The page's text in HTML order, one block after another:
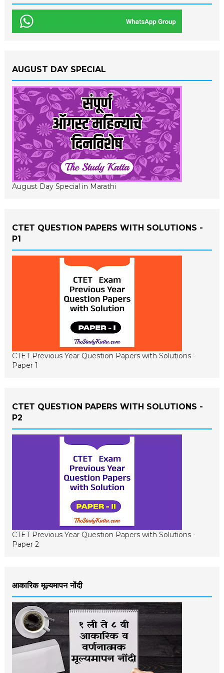
AUGUST DAY SPECIAL
August Day Special in Marathi
CTET QUESTION PAPERS WITH SOLUTIONS -
P1
CTET Previous Year Question Papers with Solutions -
Paper 1
CTET QUESTION PAPERS WITH SOLUTIONS -
P2
CTET Previous Year Question Papers with Solutions -
Paper 2
आकारिक मूल्यमापन नोंदी